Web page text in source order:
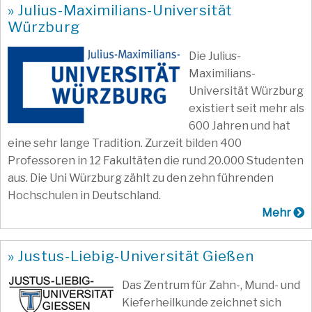
» Julius-Maximilians-Universität
Würzburg
Die Julius-
Maximilians-
Universität Würzburg
existiert seit mehr als
600 Jahren und hat
eine sehr lange Tradition. Zurzeit bilden 400
Professoren in 12 Fakultäten die rund 20.000 Studenten
aus. Die Uni Würzburg zählt zu den zehn führenden
Hochschulen in Deutschland.
Mehr
» Justus-Liebig-Universität Gießen
Das Zentrum für Zahn-, Mund- und
Kieferheilkunde zeichnet sich